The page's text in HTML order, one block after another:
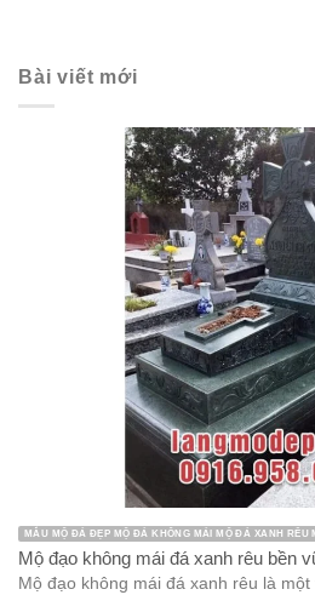
Bài viết mới
MẪU MỘ ĐÁ ĐẸP MỘ ĐÁ KHÔNG MÁI MỘ ĐÁ XANH RÊU
Mộ đạo không mái đá xanh rêu bền
Mộ đạo không mái đá xanh rêu là